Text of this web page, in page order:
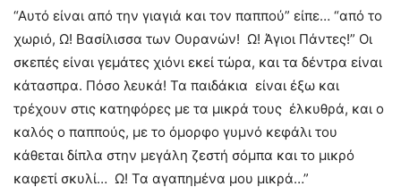
“Αυτό είναι από την γιαγιά και τον παππού” είπε… “από το
χωριό, Ω! Βασίλισσα των Ουρανών! Ω! Άγιοι Πάντες!” Οι
σκεπές είναι γεμάτες χιόνι εκεί τώρα, και τα δέντρα είναι
κάτασπρα. Πόσο λευκά! Τα παιδάκια είναι έξω και
τρέχουν στις κατηφόρες με τα μικρά τους έλκυθρά, και ο
καλός ο παππούς, με το όμορφο γυμνό κεφάλι του
κάθεται δίπλα στην μεγάλη ζεστή σόμπα και το μικρό
καφετί σκυλί… Ω! Τα αγαπημένα μου μικρά…”